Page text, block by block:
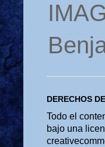
DERECHOS
Todo el
bajo una